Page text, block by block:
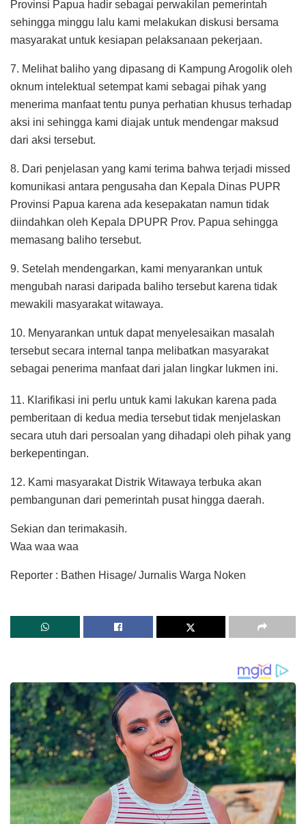
Provinsi Papua hadir sebagai perwakilan pemerintah
sehingga minggu lalu kami melakukan diskusi bersama
masyarakat untuk kesiapan pelaksanaan pekerjaan.
7. Melihat baliho yang dipasang di Kampung Arogolik oleh
oknum intelektual setempat kami sebagai pihak yang
menerima manfaat tentu punya perhatian khusus terhadap
aksi ini sehingga kami diajak untuk mendengar maksud
dari aksi tersebut.
8. Dari penjelasan yang kami terima bahwa terjadi missed
komunikasi antara pengusaha dan Kepala Dinas PUPR
Provinsi Papua karena ada kesepakatan namun tidak
diindahkan oleh Kepala DPUPR Prov. Papua sehingga
memasang baliho tersebut.
9. Setelah mendengarkan, kami menyarankan untuk
mengubah narasi daripada baliho tersebut karena tidak
mewakili masyarakat witawaya.
10. Menyarankan untuk dapat menyelesaikan masalah
tersebut secara internal tanpa melibatkan masyarakat
sebagai penerima manfaat dari jalan lingkar lukmen ini.
11. Klarifikasi ini perlu untuk kami lakukan karena pada
pemberitaan di kedua media tersebut tidak menjelaskan
secara utuh dari persoalan yang dihadapi oleh pihak yang
berkepentingan.
12. Kami masyarakat Distrik Witawaya terbuka akan
pembangunan dari pemerintah pusat hingga daerah.
Sekian dan terimakasih.
Waa waa waa
Reporter : Bathen Hisage/ Jurnalis Warga Noken